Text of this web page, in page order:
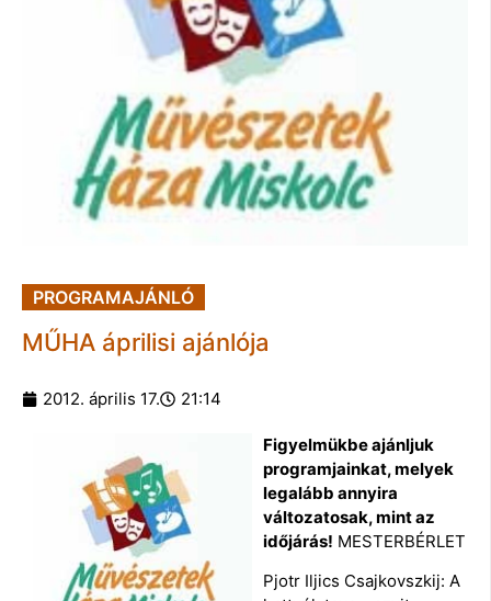
PROGRAMAJÁNLÓ
MŰHA áprilisi ajánlója
2012. április 17. 21:14
Figyelmükbe ajánljuk
programjainkat, melyek
legalább annyira
változatosak, mint az
időjárás! MESTERBÉRLET
Pjotr Iljics Csajkovszkij: A